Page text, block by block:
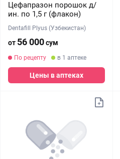
Цефапразон порошок д/
ин. по 1,5 г (флакон)
Dentafill Plyus (Узбекистан)
от 56 000сум
По рецепту в 1 аптеке
Цены в аптеках